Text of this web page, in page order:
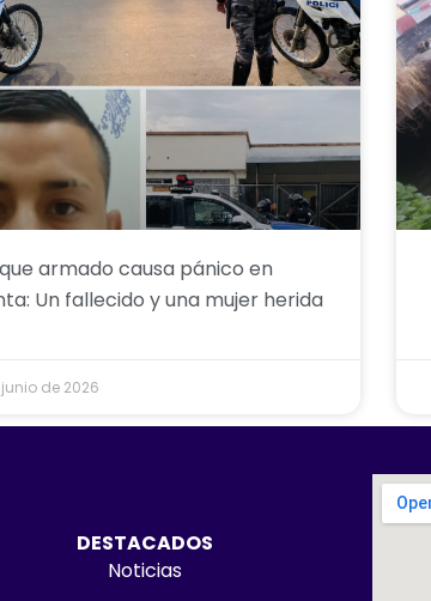
armado causa pánico en
Un fallecido y una mujer herida
de 2026
DESTACADOS
Noticias